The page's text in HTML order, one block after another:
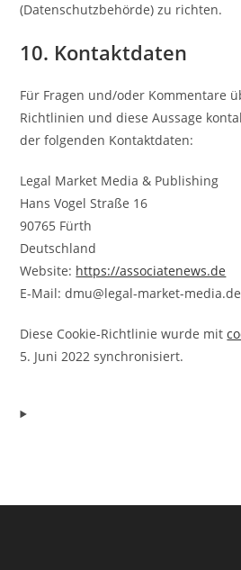
(Datenschutzbehörde) zu richten.
10. Kontaktdaten
Für Fragen und/oder Kommentare
Richtlinien und diese Aussage
der folgenden Kontaktdaten:
Legal Market Media & Publishing
Hans Vogel Straße 16
90765 Fürth
Deutschland
Website: https://associatenews.de
E-Mail:dmu@legal-market-media.de
Diese Cookie-Richtlinie wurde mit
5. Juni 2022 synchronisiert.